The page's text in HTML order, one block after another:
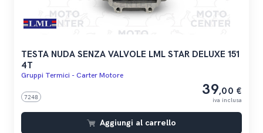
TESTA NUDA SENZA VALVOLE LML STAR DELUXE 151
4T
Gruppi Termici - Carter Motore
7248 39,00 €
iva inclusa
Aggiungi al carrello